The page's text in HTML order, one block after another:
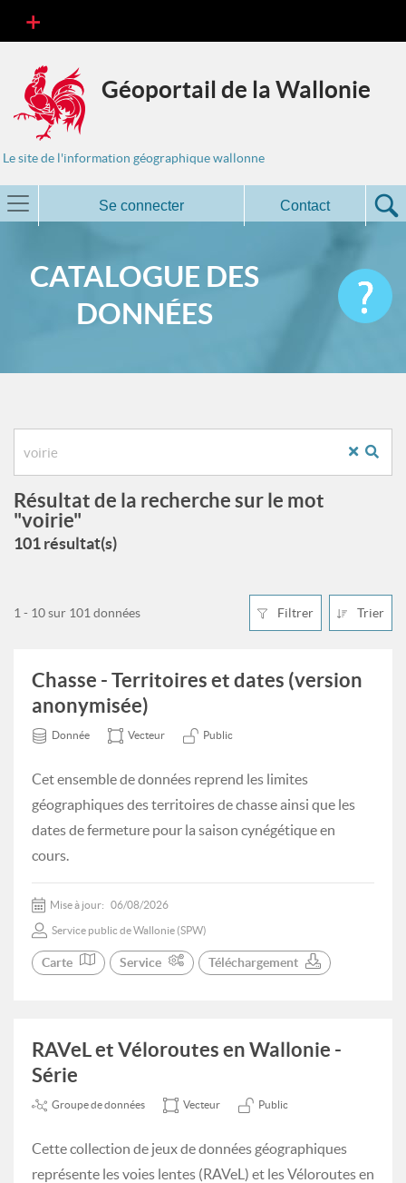
Géoportail de la Wallonie
Le site de l'information géographique wallonne
Se connecter Contact
CATALOGUE DES
DONNÉES
Résultat de la recherche sur le mot
"voirie"
101 résultat(s)
Filtrer Trier
1 - 10 sur 101 données
Chasse - Territoires et dates (version
anonymisée)
Donnée Vecteur Public
Cet ensemble de données reprend les limites
géographiques des territoires de chasse ainsi que les
dates de fermeture pour la saison cynégétique en
cours.
Mise à jour: 06/08/2026
Service public de Wallonie (SPW)
Carte Service Téléchargement
RAVeL et Véloroutes en Wallonie -
Série
Groupe de données Vecteur Public
Cette collection de jeux de données géographiques
représente les voies lentes (RAVeL) et les Véloroutes en